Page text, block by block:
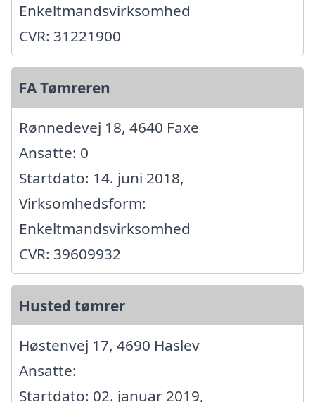
Enkeltmandsvirksomhed
CVR: 31221900
FA Tømreren
Rønnedevej 18, 4640 Faxe
Ansatte: 0
Startdato: 14. juni 2018,
Virksomhedsform:
Enkeltmandsvirksomhed
CVR: 39609932
Husted tømrer
Høstenvej 17, 4690 Haslev
Ansatte:
Startdato: 02. januar 2019,